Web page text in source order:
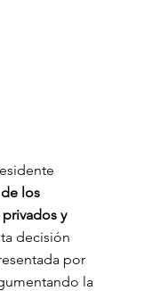
los
y
decisión
por
la